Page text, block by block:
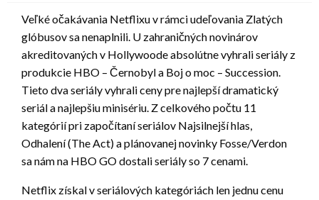
Veľké očakávania Netflixu v rámci udeľovania Zlatých
glóbusov sa nenaplnili. U zahraničných novinárov
akreditovaných v Hollywoode absolútne vyhrali seriály z
produkcie HBO – Černobyl a Boj o moc – Succession.
Tieto dva seriály vyhrali ceny pre najlepší dramatický
seriál a najlepšiu minisériu. Z celkového počtu 11
kategórií pri započítaní seriálov Najsilnejší hlas,
Odhalení (The Act) a plánovanej novinky Fosse/Verdon
sa nám na HBO GO dostali seriály so 7 cenami.
Netflix získal v seriálových kategóriách len jednu cenu